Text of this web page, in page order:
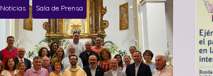
Noticias Sala de Prensa